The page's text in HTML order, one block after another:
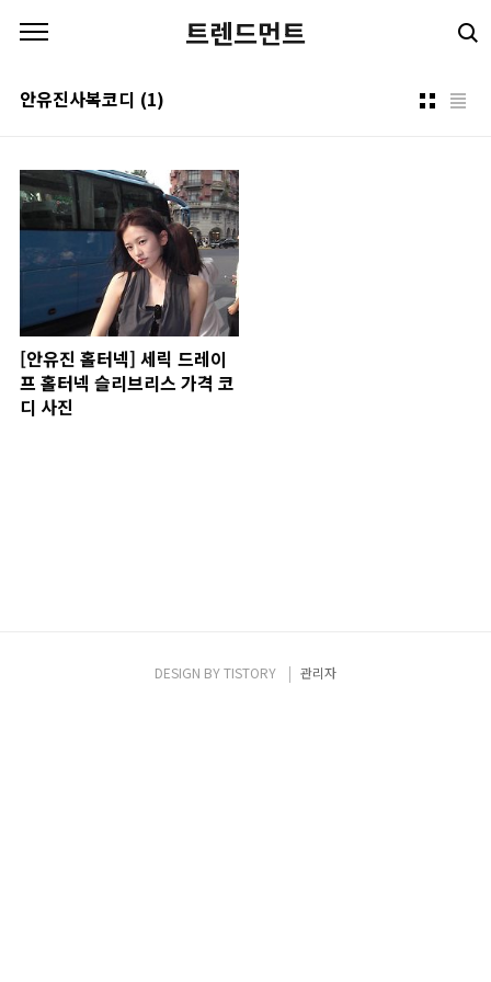
트렌드먼트
안유진사복코디 (1)
[안유진 홀터넥] 세릭 드레이
프 홀터넥 슬리브리스 가격 코
디 사진
DESIGN BYTISTORY 관리자